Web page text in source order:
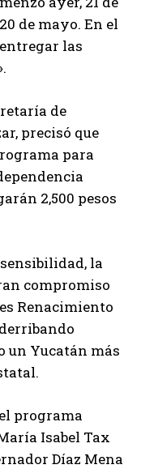
de mayo. En el
las
de
precisó que
para
2,500 pesos
la
compromiso
Renacimiento
un Yucatán más
programa
Isabel Tax
Díaz Mena